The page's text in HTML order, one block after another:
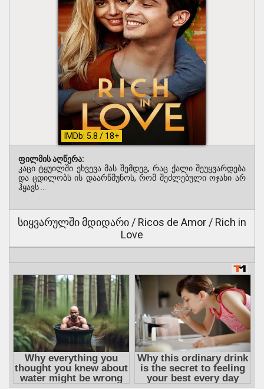
IMDb: 5.8 / 18+
ფილმის აღწერა:
კაცი ტყუილში ეხვევა მას შემდეგ, რაც ქალი შეუყვარდება
და ცდილობს ის დაარწმუნოს, რომ შეძლებული ოჯახი არ
ჰყავს ...
სიყვარულში მდიდარი / Ricos de Amor / Rich in
Love